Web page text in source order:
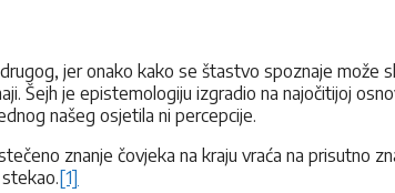
jer onako kako se štastvo spoznaje može
Šejh je epistemologiju izgradio na najočitijoj
našeg osjetila ni percepcije.
znanje čovjeka na kraju vraća na prisutno
[1]